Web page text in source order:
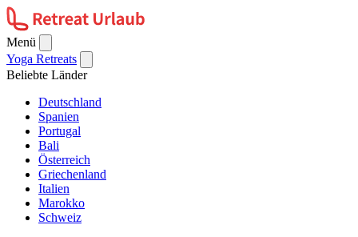
Menü
Yoga Retreats
Beliebte Länder
Deutschland
Spanien
Portugal
Bali
Österreich
Griechenland
Italien
Marokko
Schweiz